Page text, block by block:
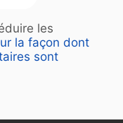
les
la façon dont
sont